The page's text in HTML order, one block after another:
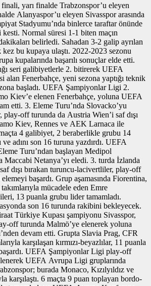
yarı finalde Trabzonspor’u eleyen
Alanyaspor’u eleyen Sivasspor arasında
Stadyumu’nda binlerce taraftar önünde
Normal süresi 1-1 biten maçın
belirledi. Sahadan 3-2 galip ayrılan
bu kupaya ulaştı. 2022-2023 sezonu
kupalarında başarılı sonuçlar elde etti.
seri galibiyetlerle 2. bitirerek UEFA
alan Fenerbahçe, yeni sezona yaptığı teknik
başladı. UEFA Şampiyonlar Ligi 2.
Kiev’e elenen Fenerbahçe, yoluna UEFA
etti. 3. Eleme Turu’nda Slovacko’yu
play-off turunda da Austria Wien’i saf dışı
Kiev, Rennes ve AEK Larnaca ile
4 galibiyet, 2 beraberlikle grubu 14
adını son 16 turuna yazdırdı. UEFA
Turu’ndan başlayan Medipol
Maccabi Netanya’yı eledi. 3. turda İzlanda
dışı bırakan turuncu-lacivertliler, play-off
başardı. Grup aşamasında Fiorentina,
mücadele eden Emre
13 puanla grubu lider tamamladı.
son 16 turunda rakibini bekleyecek.
Türkiye Kupası şampiyonu Sivasspor,
off turunda Malmö’ye elenerek yoluna
devam etti. Grupta Slavia Prag, CFR
karşılaşan kırmızı-beyazlılar, 11 puanla
UEFA Şampiyonlar Ligi play-off
UEFA Avrupa Ligi gruplarında
burada Monaco, Kızılyıldız ve
karşılaştı. 6 maçta 9 puan toplayan bordo-